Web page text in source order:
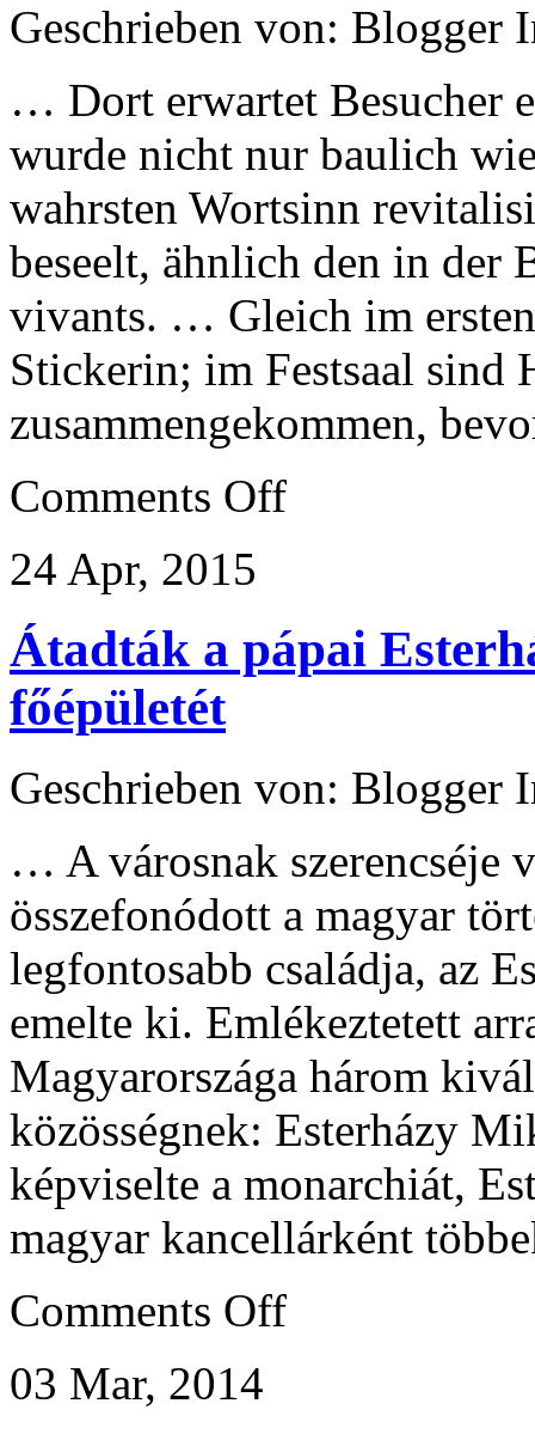
Geschrieben von: Blogger
… Dort erwartet Besucher
wurde nicht nur baulich
wahrsten Wortsinn
beseelt, ähnlich den in der
vivants. … Gleich im
Stickerin; im Festsaal sind
zusammengekommen,
Comments Offon
Nördlich
24 Apr, 2015
Átadták a pápai
főépületét
Geschrieben von: Blogger
… A városnak szerencséje
összefonódott a magyar
legfontosabb családja, az
emelte ki. Emlékeztetett
Magyarországa három
közösségnek: Esterházy
képviselte a monarchiát,
magyar kancellárként
Comments Offon
Átadták
03 Mar, 2014